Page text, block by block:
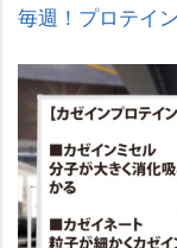
毎週！プロテイ